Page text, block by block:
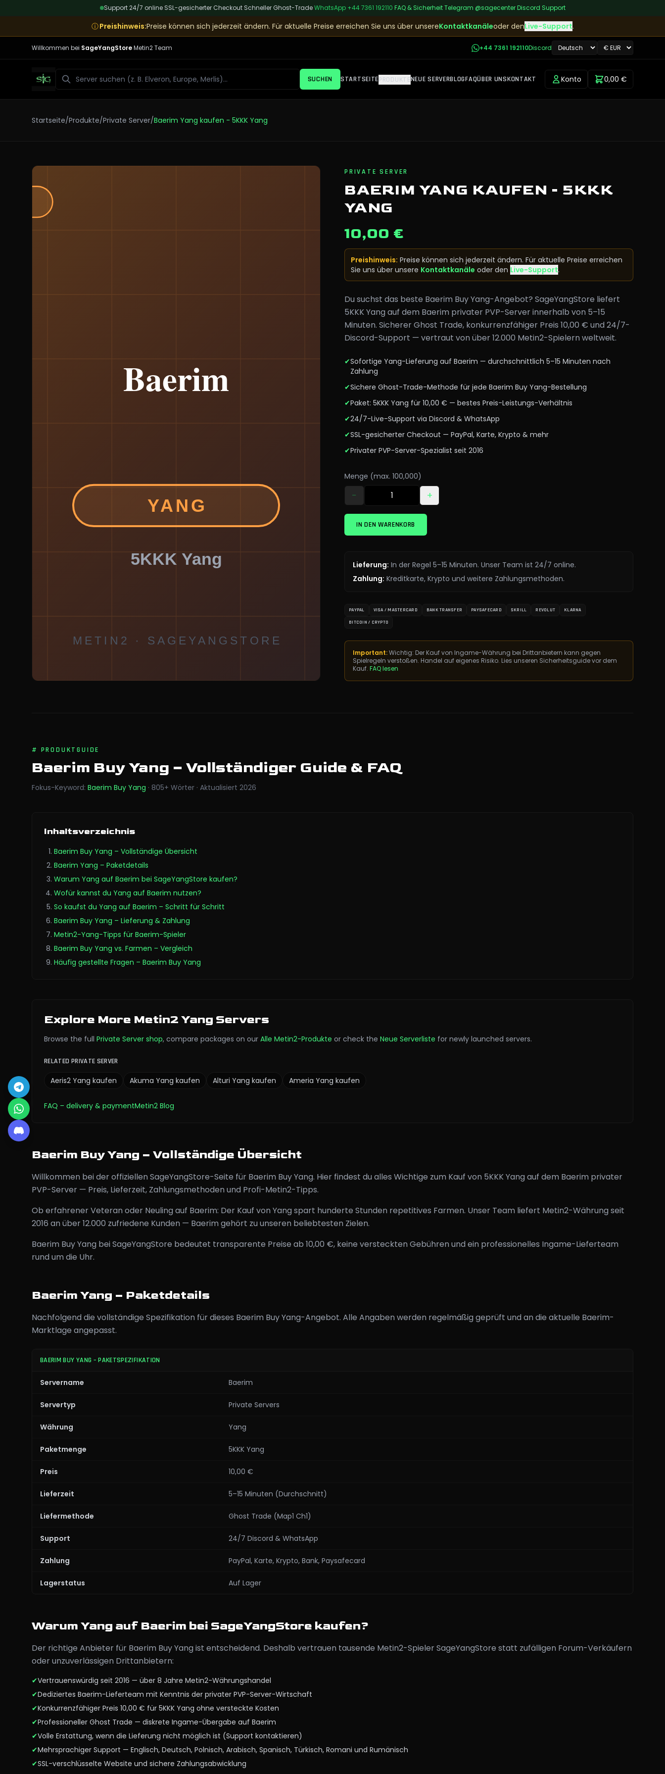
Support 24/7 online| SSL-gesicherter Checkout| Schneller Ghost-Trade|WhatsApp +44 7361 192110 FAQ & Sicherheit|Telegram @sagecenter|Discord Support
ⓘPreishinweis:Preise können sich jederzeit ändern. Für aktuelle Preise erreichen Sie uns über unsereKontaktkanäleoder denLive-Support.
Willkommen bei SageYangStoreMetin2 Team +44 7361 192110Discord
Suchen SUCHEN STARTSEITEPRODUKTENEUE SERVERBLOGFAQÜBER UNSKONTAKT Konto 0,00 €
Startseite/Produkte/Private Server/Baerim Yang kaufen - 5KKK Yang
PRIVATE SERVER
BAERIM YANG KAUFEN - 5KKK
YANG
10,00 €
Preishinweis: Preise können sich jederzeit ändern. Für aktuelle Preise erreichen
Sie uns über unsere Kontaktkanäle oder den Live-Support.
Du suchst das beste Baerim Buy Yang-Angebot? SageYangStore liefert
5KKK Yang auf dem Baerim privater PVP-Server innerhalb von 5–15
Minuten. Sicherer Ghost Trade, konkurrenzfähiger Preis 10,00 € und 24/7-
Discord-Support — vertraut von über 12.000 Metin2-Spielern weltweit.
✔Sofortige Yang-Lieferung auf Baerim — durchschnittlich 5–15 Minuten nach
Zahlung
✔Sichere Ghost-Trade-Methode für jede Baerim Buy Yang-Bestellung
✔Paket: 5KKK Yang für 10,00 € — bestes Preis-Leistungs-Verhältnis
✔24/7-Live-Support via Discord & WhatsApp
✔SSL-gesicherter Checkout — PayPal, Karte, Krypto & mehr
✔Privater PVP-Server-Spezialist seit 2016
Menge (max. 100,000)
− +
IN DEN WARENKORB
Lieferung: In der Regel 5–15 Minuten. Unser Team ist 24/7 online.
Zahlung: Kreditkarte, Krypto und weitere Zahlungsmethoden.
PAYPAL VISA / MASTERCARD BANK TRANSFER PAYSAFECARD SKRILL REVOLUT KLARNA
BITCOIN / CRYPTO
Important:Wichtig: Der Kauf von Ingame-Währung bei Drittanbietern kann gegen
Spielregeln verstoßen. Handel auf eigenes Risiko. Lies unseren Sicherheitsguide vor dem
Kauf. FAQ lesen
# PRODUKTGUIDE
Baerim Buy Yang – Vollständiger Guide & FAQ
Fokus-Keyword: Baerim Buy Yang · 805+ Wörter · Aktualisiert 2026
Inhaltsverzeichnis
Baerim Buy Yang – Vollständige Übersicht
Baerim Yang – Paketdetails
Warum Yang auf Baerim bei SageYangStore kaufen?
Wofür kannst du Yang auf Baerim nutzen?
So kaufst du Yang auf Baerim – Schritt für Schritt
Baerim Buy Yang – Lieferung & Zahlung
Metin2-Yang-Tipps für Baerim-Spieler
Baerim Buy Yang vs. Farmen – Vergleich
Häufig gestellte Fragen – Baerim Buy Yang
Explore More Metin2 Yang Servers
Browse the full Private Server shop, compare packages on our Alle Metin2-Produkte or check the Neue Serverliste for newly launched servers.
RELATED PRIVATE SERVER
Aeris2 Yang kaufen Akuma Yang kaufen Alturi Yang kaufen Ameria Yang kaufen
FAQ – delivery & paymentMetin2 Blog
Baerim Buy Yang – Vollständige Übersicht
Willkommen bei der offiziellen SageYangStore-Seite für Baerim Buy Yang. Hier findest du alles Wichtige zum Kauf von 5KKK Yang auf dem Baerim privater
PVP-Server — Preis, Lieferzeit, Zahlungsmethoden und Profi-Metin2-Tipps.
Ob erfahrener Veteran oder Neuling auf Baerim: Der Kauf von Yang spart hunderte Stunden repetitives Farmen. Unser Team liefert Metin2-Währung seit
2016 an über 12.000 zufriedene Kunden — Baerim gehört zu unseren beliebtesten Zielen.
Baerim Buy Yang bei SageYangStore bedeutet transparente Preise ab 10,00 €, keine versteckten Gebühren und ein professionelles Ingame-Lieferteam
rund um die Uhr.
Baerim Yang – Paketdetails
Nachfolgend die vollständige Spezifikation für dieses Baerim Buy Yang-Angebot. Alle Angaben werden regelmäßig geprüft und an die aktuelle Baerim-
Marktlage angepasst.
BAERIM BUY YANG – PAKETSPEZIFIKATION
Servername Baerim
Servertyp Private Servers
Währung Yang
Paketmenge 5KKK Yang
Preis 10,00 €
Lieferzeit 5–15 Minuten (Durchschnitt)
Liefermethode Ghost Trade (Map1 Ch1)
Support 24/7 Discord & WhatsApp
Zahlung PayPal, Karte, Krypto, Bank, Paysafecard
Lagerstatus Auf Lager
Warum Yang auf Baerim bei SageYangStore kaufen?
Der richtige Anbieter für Baerim Buy Yang ist entscheidend. Deshalb vertrauen tausende Metin2-Spieler SageYangStore statt zufälligen Forum-Verkäufern
oder unzuverlässigen Drittanbietern:
✔Vertrauenswürdig seit 2016 — über 8 Jahre Metin2-Währungshandel
✔Dediziertes Baerim-Lieferteam mit Kenntnis der privater PVP-Server-Wirtschaft
✔Konkurrenzfähiger Preis 10,00 € für 5KKK Yang ohne versteckte Kosten
✔Professioneller Ghost Trade — diskrete Ingame-Übergabe auf Baerim
✔Volle Erstattung, wenn die Lieferung nicht möglich ist (Support kontaktieren)
✔Mehrsprachiger Support — Englisch, Deutsch, Polnisch, Arabisch, Spanisch, Türkisch, Romani und Rumänisch
✔SSL-verschlüsselte Website und sichere Zahlungsabwicklung